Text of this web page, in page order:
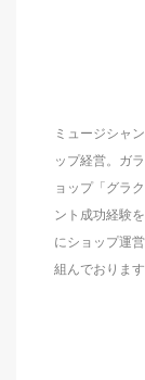
ミュージシャ
ップ経営。ガ
ョップ「グラ
ント成功経験
にショップ運
組んでおります